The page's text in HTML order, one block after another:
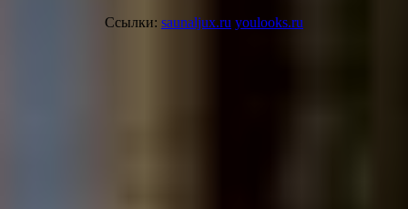
Ссылки: saunaljux.ru youlooks.ru